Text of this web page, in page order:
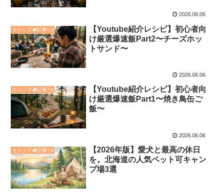
2026.06.06
キャンプ🏕️記事👈
【Youtube紹介レシピ】初心者向
け厳選爆速飯Part2〜チーズホッ
トサンド〜
2026.06.06
キャンプ🏕️記事👈
【Youtube紹介レシピ】初心者向
け厳選爆速飯Part1〜焼き鳥缶ご
飯〜
2026.06.06
キャンプ🏕️記事👈
【2026年版】愛犬と最高の休日
を。北海道の人気ペット可キャン
プ場3選